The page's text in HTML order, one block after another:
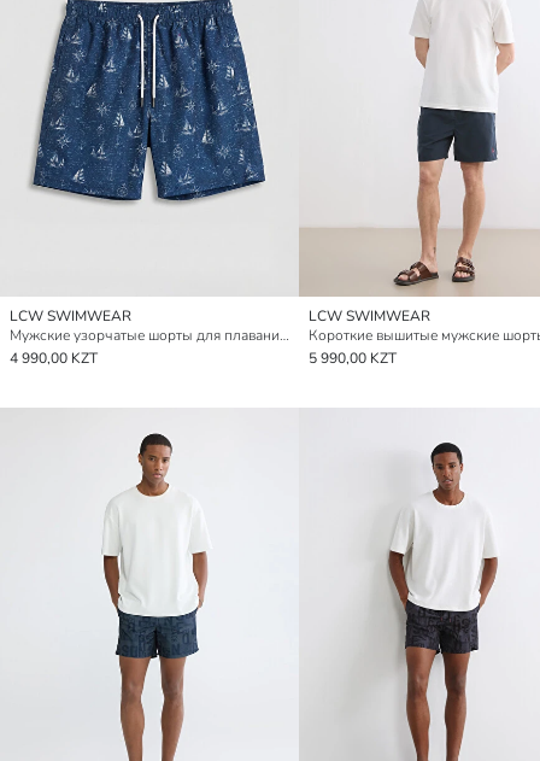
LCW SWIMWEAR
Мужские узорчатые шорты для плавания длиной до колена
4 990,00 KZT
LCW SWIMWEAR
5 990,00 KZT